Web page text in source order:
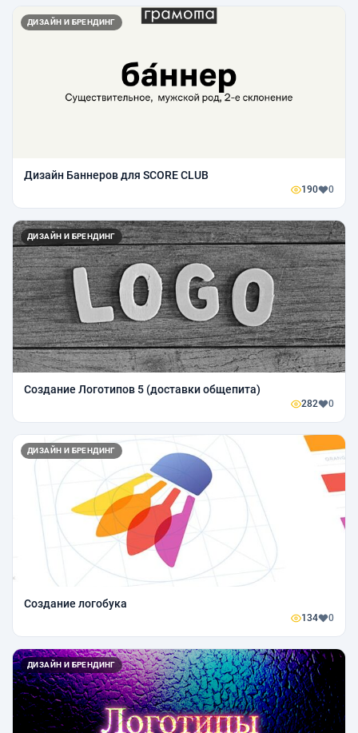
ДИЗАЙН И БРЕНДИНГ
Дизайн Баннеров для SCORE CLUB
190 0
ДИЗАЙН И БРЕНДИНГ
Создание Логотипов 5 (доставки общепита)
282 0
ДИЗАЙН И БРЕНДИНГ
Создание логобука
134 0
ДИЗАЙН И БРЕНДИНГ